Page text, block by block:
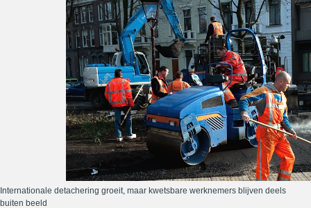
Internationale detachering groeit, maar kwetsbare werknemers blijven deels
buiten beeld